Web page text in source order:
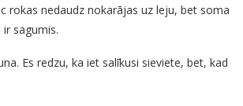
rokas nedaudz nokarājas uz leju, bet soma
sagumis.
Es redzu, ka iet salīkusi sieviete, bet, kad